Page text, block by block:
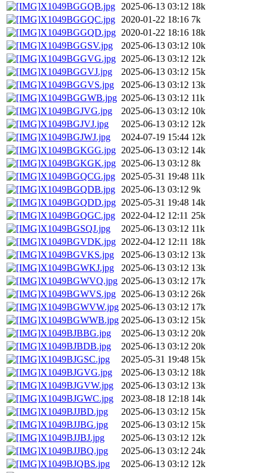
X1049BGGQB.jpg
2025-06-13 03:12 18k
X1049BGGQC.jpg
2020-01-22 18:16 7k
X1049BGGQD.jpg 2020-01-22 18:16 18k
X1049BGGSV.jpg
2025-06-13 03:12 10k
X1049BGGVG.jpg 2025-06-13 03:12 12k
X1049BGGVJ.jpg
2025-06-13 03:12 15k
X1049BGGVS.jpg
2025-06-13 03:12 13k
X1049BGGWB.jpg 2025-06-13 03:12 11k
X1049BGJVG.jpg
2025-06-13 03:12 10k
X1049BGJVJ.jpg
2025-06-13 03:12 12k
X1049BGJWJ.jpg
2024-07-19 15:44 12k
X1049BGKGG.jpg 2025-06-13 03:12 14k
X1049BGKGK.jpg 2025-06-13 03:12 8k
X1049BGQCG.jpg
2025-05-31 19:48 11k
X1049BGQDB.jpg
2025-06-13 03:12 9k
X1049BGQDD.jpg 2025-05-31 19:48 14k
X1049BGQGC.jpg
2022-04-12 12:11 25k
X1049BGSQJ.jpg
2025-06-13 03:12 11k
X1049BGVDK.jpg 2022-04-12 12:11 18k
X1049BGVKS.jpg
2025-06-13 03:12 13k
X1049BGWKJ.jpg
2025-06-13 03:12 13k
X1049BGWVQ.jpg 2025-06-13 03:12 17k
X1049BGWVS.jpg 2025-06-13 03:12 26k
X1049BGWVW.jpg 2025-06-13 03:12 17k
X1049BGWWB.jpg 2025-06-13 03:12 15k
X1049BJBBG.jpg
2025-06-13 03:12 20k
X1049BJBDB.jpg
2025-06-13 03:12 20k
X1049BJGSC.jpg
2025-05-31 19:48 15k
X1049BJGVG.jpg
2025-06-13 03:12 18k
X1049BJGVW.jpg
2025-06-13 03:12 13k
X1049BJGWC.jpg
2023-08-18 12:18 14k
X1049BJJBD.jpg
2025-06-13 03:12 15k
X1049BJJBG.jpg
2025-06-13 03:12 15k
X1049BJJBJ.jpg
2025-06-13 03:12 12k
X1049BJJBQ.jpg
2025-06-13 03:12 24k
X1049BJQBS.jpg
2025-06-13 03:12 12k